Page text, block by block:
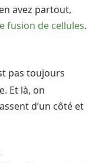
avez partout,
fusion de cellules.
pas toujours
Et là, on
d’un côté et